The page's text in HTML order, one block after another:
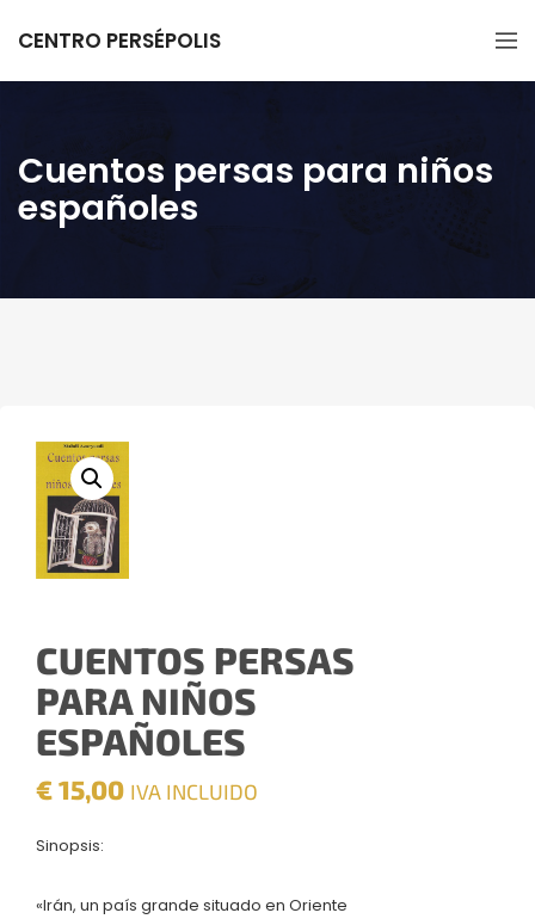
CENTRO PERSÉPOLIS
Cuentos persas para niños
españoles
CUENTOS PERSAS
PARA NIÑOS
ESPAÑOLES
€15,00 IVA INCLUIDO
Sinopsis:
«Irán, un país grande situado en Oriente